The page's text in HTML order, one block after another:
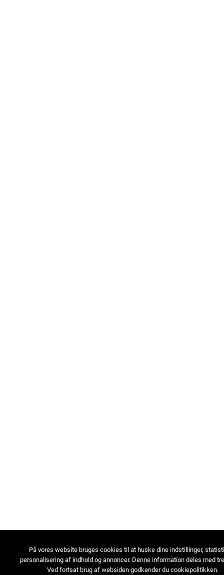
På vores website bruges cookies til at huske dine indstillinger,
personalisering af indhold og annoncer. Denne information deles med
Ved fortsat brug af websiden godkender du cookiepolitikken.